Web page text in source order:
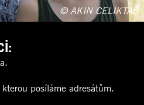
© AKIN CELIKTAS
kterou posíláme adresátům.